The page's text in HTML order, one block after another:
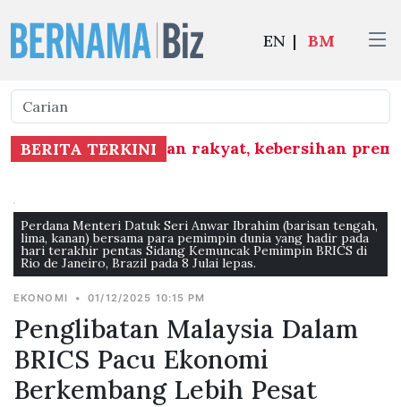
EN | BM
BERITA TERKINI
kira lokasi tumpuan rakyat, kebersihan
Perdana Menteri Datuk Seri Anwar Ibrahim (barisan tengah,
lima, kanan) bersama para pemimpin dunia yang hadir pada
hari terakhir pentas Sidang Kemuncak Pemimpin BRICS di
Rio de Janeiro, Brazil pada 8 Julai lepas.
EKONOMI • 01/12/2025 10:15 PM
Penglibatan Malaysia Dalam
BRICS Pacu Ekonomi
Berkembang Lebih Pesat